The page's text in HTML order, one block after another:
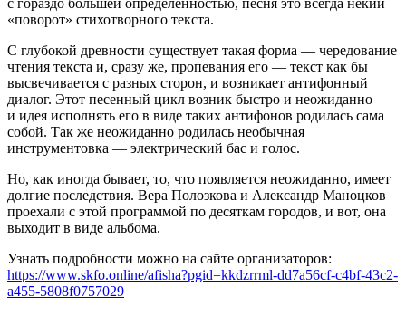
с гораздо большей определённостью, песня это всегда некий
«поворот» стихотворного текста.
С глубокой древности существует такая форма — чередование
чтения текста и, сразу же, пропевания его — текст как бы
высвечивается с разных сторон, и возникает антифонный
диалог. Этот песенный цикл возник быстро и неожиданно —
и идея исполнять его в виде таких антифонов родилась сама
собой. Так же неожиданно родилась необычная
инструментовка — электрический бас и голос.
Но, как иногда бывает, то, что появляется неожиданно, имеет
долгие последствия. Вера Полозкова и Александр Маноцков
проехали с этой программой по десяткам городов, и вот, она
выходит в виде альбома.
Узнать подробности можно на сайте организаторов:
https://www.skfo.online/afisha?pgid=kkdzrrml-dd7a56cf-c4bf-43c2-
a455-5808f0757029